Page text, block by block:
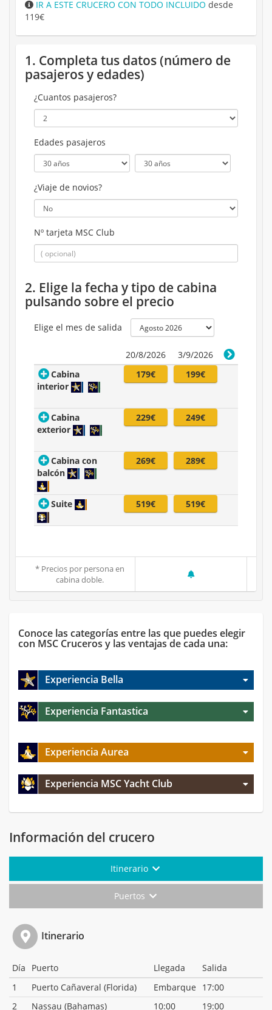
IR A ESTE CRUCERO CON TODO INCLUIDO desde
119€
1. Completa tus datos (número de
pasajeros y edades)
¿Cuantos pasajeros?
Edades pasajeros
¿Viaje de novios?
Nº tarjeta MSC Club
2. Elige la fecha y tipo de cabina
pulsando sobre el precio
Elige el mes de salida
20/8/2026
3/9/2026
Cabina
interior
179€ 199€
Cabina
exterior
229€ 249€
Cabina con
balcón
269€ 289€
Suite 519€ 519€
* Precios por persona en
cabina doble.
Conoce las categorías entre las que puedes elegir
con MSC Cruceros y las ventajas de cada una:
Experiencia Bella
Experiencia Fantastica
Experiencia Aurea
Experiencia MSC Yacht Club
Información del crucero
Itinerario
Puertos
Itinerario
Día Puerto Llegada
Salida
1
Puerto Cañaveral (Florida) Embarque
17:00
2
Nassau (Bahamas) 10:00 19:00